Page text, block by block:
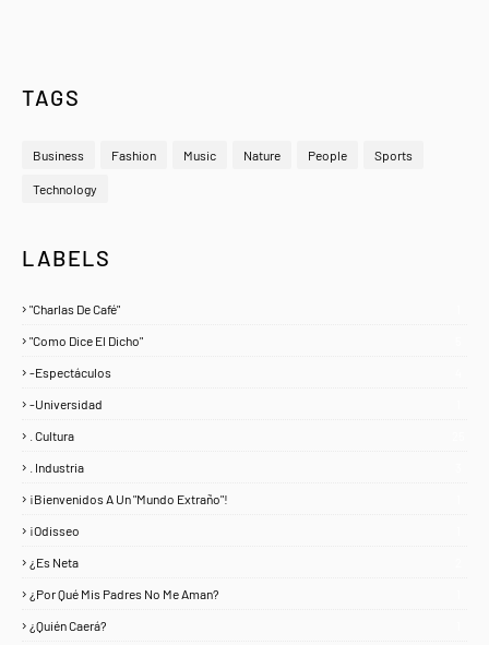
TAGS
Business Fashion Music Nature People Sports
Technology
LABELS
"Charlas De Café"
"Como Dice El Dicho"
-Espectáculos
-Universidad
. Cultura
. Industria
¡Bienvenidos A Un "Mundo Extraño"!
¡Odisseo
¿Es Neta
¿Por Qué Mis Padres No Me Aman?
¿Quién Caerá?